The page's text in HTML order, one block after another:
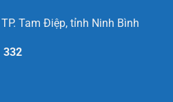
Tam Điệp, tỉnh Ninh Bình
332